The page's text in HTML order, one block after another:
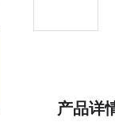
产品详